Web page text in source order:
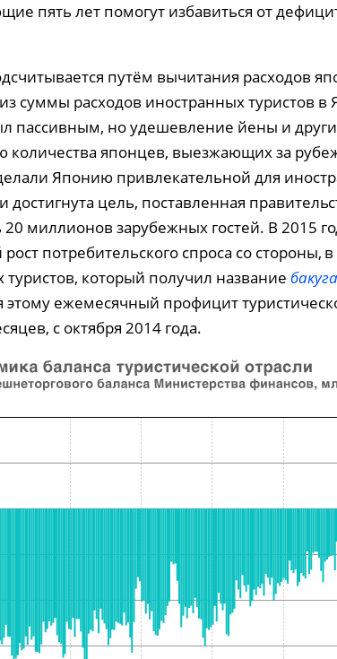
пять лет помогут избавиться от
путём вычитания расходов
суммы расходов иностранных туристов в
пассивным, но удешевление йены и
количества японцев, выезжающих за
Японию привлекательной для
достигнута цель, поставленная
миллионов зарубежных гостей. В 2015
потребительского спроса со стороны,
туристов, который получил название
этому ежемесячный профицит
с октября 2014 года.